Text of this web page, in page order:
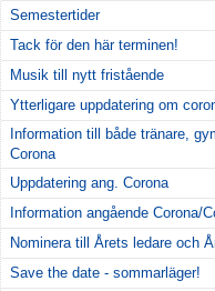
Semestertider
Tack för den här terminen!
Musik till nytt fristående
Ytterligare uppdatering om
Information till både tränare,
Corona
Uppdatering ang. Corona
Information angående Corona/
Nominera till Årets ledare och
Save the date - sommarläger!